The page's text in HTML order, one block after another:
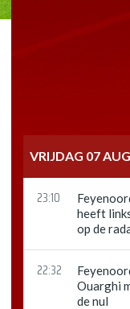
VRIJDAG 07
23:10
heeft
op de
22:32
Ouarghi
de nul